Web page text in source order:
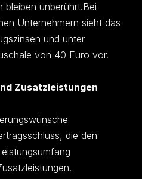
bleiben unberührt.Bei
Unternehmern sieht das
und unter
von 40 Euro vor.
Zusatzleistungen
die den